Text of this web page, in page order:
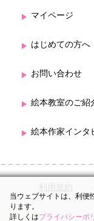
マイページ
はじめての方へ
お問い合わせ
絵本教室のご紹
絵本作家インタ
利用規約
当ウェブサイトは、利便
ります。
詳しくはプライバシーポ